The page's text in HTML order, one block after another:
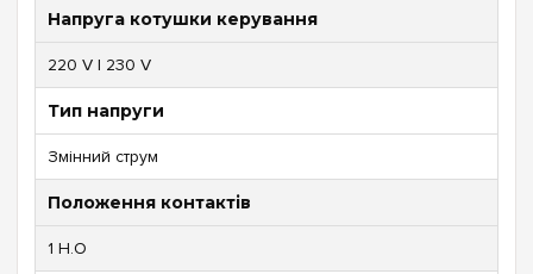
Напруга котушки керування
220 V | 230 V
Тип напруги
Змінний струм
Положення контактів
1 Н.О